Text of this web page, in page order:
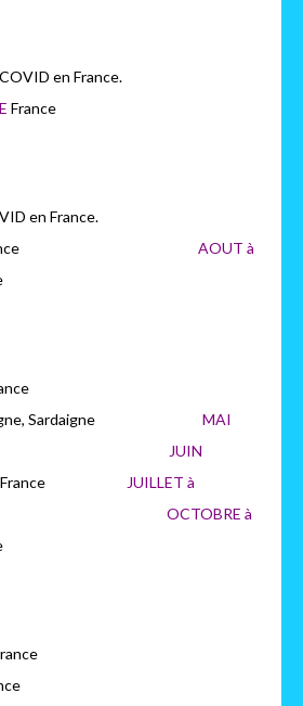
COVID en France.
France
en France.
AOUT à
Sardaigne MAI
JUIN
France
JUILLET à
OCTOBRE à
France